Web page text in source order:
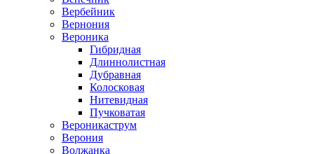
Вербейник
Вернония
Вероника
Гибридная
Длиннолистная
Дубравная
Колосковая
Нитевидная
Пучковатая
Вероникаструм
Верония
Волжанка